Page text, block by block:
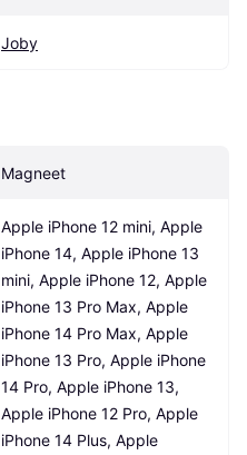
Joby
Magneet
Apple iPhone 12 mini, Apple
iPhone 14, Apple iPhone 13
mini, Apple iPhone 12, Apple
iPhone 13 Pro Max, Apple
iPhone 14 Pro Max, Apple
iPhone 13 Pro, Apple iPhone
14 Pro, Apple iPhone 13,
Apple iPhone 12 Pro, Apple
iPhone 14 Plus, Apple